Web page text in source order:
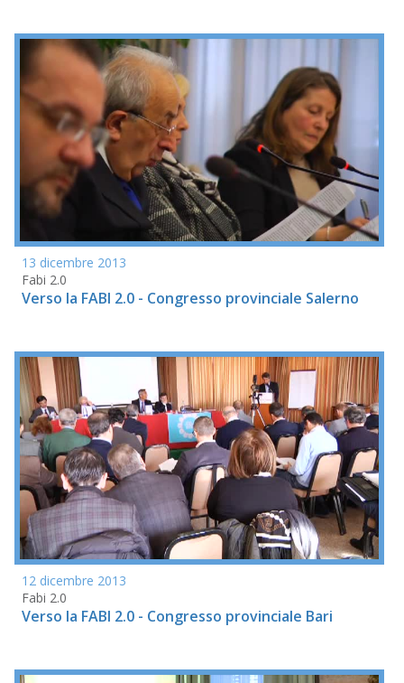
13 dicembre 2013
Fabi 2.0
Verso la FABI 2.0 - Congresso provinciale Salerno
12 dicembre 2013
Fabi 2.0
Verso la FABI 2.0 - Congresso provinciale Bari